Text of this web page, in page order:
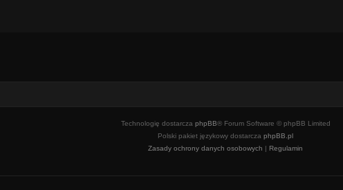
Technologię dostarcza phpBB® Forum Software © phpBB Limited
Polski pakiet językowy dostarcza phpBB.pl
Zasady ochrony danych osobowych
Regulamin